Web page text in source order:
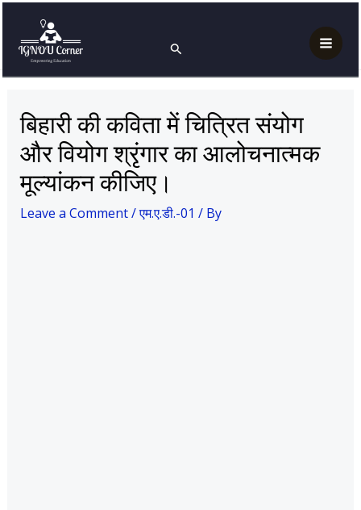
content
Search
बिहारी की कविता में चित्रित संयोग और वियोग श्रृंगार का आलोचनात्मक
मूल्यांकन कीजिए।
बिहारी की कविता में चित्रित संयोग
और वियोग श्रृंगार का आलोचनात्मक
मूल्यांकन कीजिए।
Leave a Comment/एम.ए.डी.-01 / By
navigation